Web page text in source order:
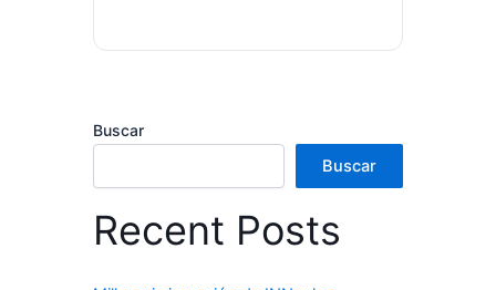
Buscar
Buscar
Recent Posts